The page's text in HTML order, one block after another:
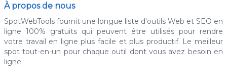
À propos de nous
SpotWebTools fournit une longue liste d'outils Web et SEO en
ligne 100% gratuits qui peuvent être utilisés pour rendre
votre travail en ligne plus facile et plus productif. Le meilleur
spot tout-en-un pour chaque outil dont vous avez besoin en
ligne.